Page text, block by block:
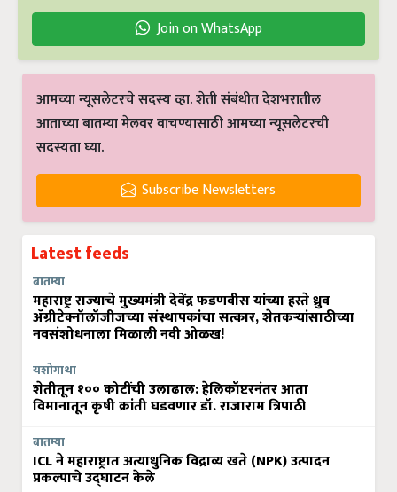
Join on WhatsApp
आमच्या न्यूसलेटरचे सदस्य व्हा. शेती संबंधीत देशभरातील
आताच्या बातम्या मेलवर वाचण्यासाठी आमच्या न्यूसलेटरची
सदस्यता घ्या.
Subscribe Newsletters
Latest feeds
बातम्या
महाराष्ट्र राज्याचे मुख्यमंत्री देवेंद्र फडणवीस यांच्या हस्ते ध्रुव
ॲग्रीटेक्नॉलॉजीजच्या संस्थापकांचा सत्कार, शेतकऱ्यांसाठीच्या
नवसंशोधनाला मिळाली नवी ओळख!
यशोगाथा
शेतीतून १०० कोटींची उलाढाल: हेलिकॉप्टरनंतर आता
विमानातून कृषी क्रांती घडवणार डॉ. राजाराम त्रिपाठी
बातम्या
ICL ने महाराष्ट्रात अत्याधुनिक विद्राव्य खते (NPK) उत्पादन
प्रकल्पाचे उद्घाटन केले